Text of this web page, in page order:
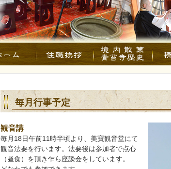
毎月行事予定
観音講
毎月18日午前11時半頃より、美寶観音堂にて
観音法要を行います。法要後は参加者で点心
（昼食）を頂き乍ら座談会をしています。